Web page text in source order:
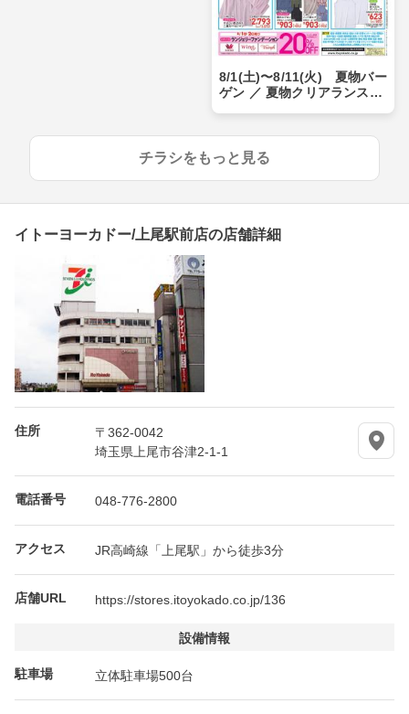
8/1(土)〜8/11(火) 夏物バー
ゲン ／ 夏物クリアランスセ
チラシをもっと見る
イトーヨーカドー/上尾駅前店の店舗詳細
住所
〒362-0042
埼玉県上尾市谷津2-1-1
電話番号 048-776-2800
アクセス JR高崎線「上尾駅」から徒歩3分
店舗URL https://stores.itoyokado.co.jp/136
設備情報
駐車場 立体駐車場500台